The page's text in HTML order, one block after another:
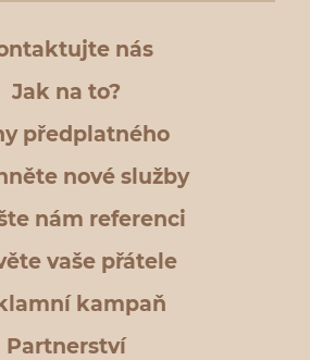
nás
Jak na to?
předplatného
nové služby
nám referenci
vaše přátele
kampaň
Partnerství